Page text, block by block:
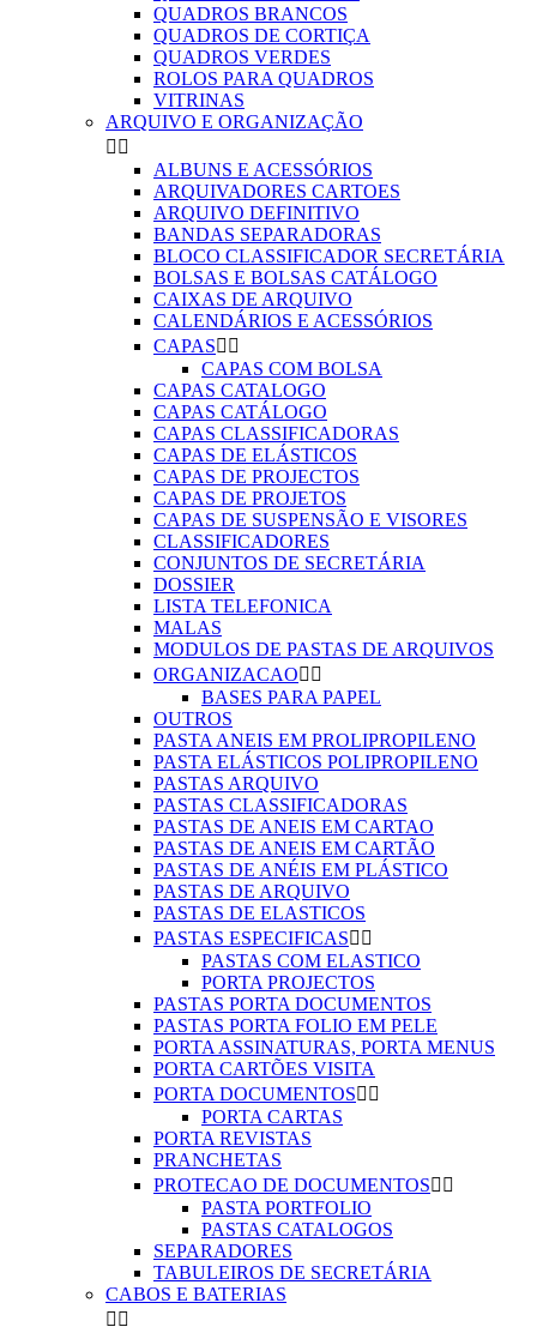
QUADROS BRANCOS
QUADROS DE CORTIÇA
QUADROS VERDES
ROLOS PARA QUADROS
VITRINAS
ARQUIVO E ORGANIZAÇÃO
 
ALBUNS E ACESSÓRIOS
ARQUIVADORES CARTOES
ARQUIVO DEFINITIVO
BANDAS SEPARADORAS
BLOCO CLASSIFICADOR SECRETÁRIA
BOLSAS E BOLSAS CATÁLOGO
CAIXAS DE ARQUIVO
CALENDÁRIOS E ACESSÓRIOS
CAPAS 
CAPAS COM BOLSA
CAPAS CATALOGO
CAPAS CATÁLOGO
CAPAS CLASSIFICADORAS
CAPAS DE ELÁSTICOS
CAPAS DE PROJECTOS
CAPAS DE PROJETOS
CAPAS DE SUSPENSÃO E VISORES
CLASSIFICADORES
CONJUNTOS DE SECRETÁRIA
DOSSIER
LISTA TELEFONICA
MALAS
MODULOS DE PASTAS DE ARQUIVOS
ORGANIZACAO 
BASES PARA PAPEL
OUTROS
PASTA ANEIS EM PROLIPROPILENO
PASTA ELÁSTICOS POLIPROPILENO
PASTAS ARQUIVO
PASTAS CLASSIFICADORAS
PASTAS DE ANEIS EM CARTAO
PASTAS DE ANEIS EM CARTÃO
PASTAS DE ANÉIS EM PLÁSTICO
PASTAS DE ARQUIVO
PASTAS DE ELASTICOS
PASTAS ESPECIFICAS 
PASTAS COM ELASTICO
PORTA PROJECTOS
PASTAS PORTA DOCUMENTOS
PASTAS PORTA FOLIO EM PELE
PORTA ASSINATURAS, PORTA MENUS
PORTA CARTÕES VISITA
PORTA DOCUMENTOS 
PORTA CARTAS
PORTA REVISTAS
PRANCHETAS
PROTECAO DE DOCUMENTOS 
PASTA PORTFOLIO
PASTAS CATALOGOS
SEPARADORES
TABULEIROS DE SECRETÁRIA
CABOS E BATERIAS
 